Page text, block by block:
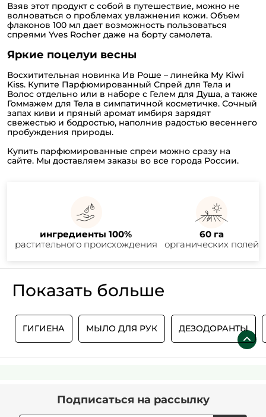
Взяв этот продукт с собой в путешествие, можно не
волноваться о проблемах увлажнения кожи. Объем
флаконов 100 мл дает возможность пользоваться
спреями Yves Rocher даже на борту самолета.
Яркие поцелуи весны
Восхитительная новинка Ив Роше – линейка My Kiwi
Kiss. Купите Парфюмированный Спрей для Тела и
Волос отдельно или в наборе с Гелем для Душа, а также
Гоммажем для Тела в симпатичной косметичке. Сочный
запах киви и пряный аромат имбиря зарядят
свежестью и бодростью, наполнив радостью весеннего
пробуждения природы.
Купить парфюмированные спреи можно сразу на
сайте. Мы доставляем заказы во все города России.
ингредиенты 100%
растительного происхождения
60 га
органических полей
Показать больше
ГИГИЕНА МЫЛО ДЛЯ РУК ДЕЗОДОРАНТЫ
Подписаться на рассылку